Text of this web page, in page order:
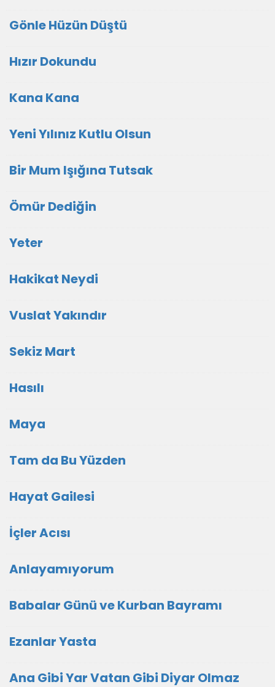
Gönle Hüzün Düştü
Hızır Dokundu
Kana Kana
Yeni Yılınız Kutlu Olsun
Bir Mum Işığına Tutsak
Ömür Dediğin
Yeter
Hakikat Neydi
Vuslat Yakındır
Sekiz Mart
Hasılı
Maya
Tam da Bu Yüzden
Hayat Gailesi
İçler Acısı
Anlayamıyorum
Babalar Günü ve Kurban Bayramı
Ezanlar Yasta
Ana Gibi Yar Vatan Gibi Diyar Olmaz